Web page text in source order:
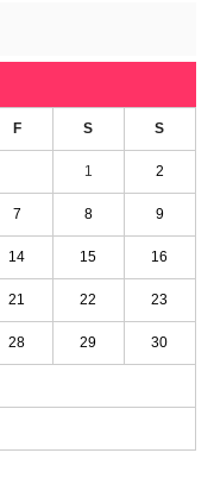
F S S
1 2
7 8 9
14 15 16
21 22 23
28 29 30